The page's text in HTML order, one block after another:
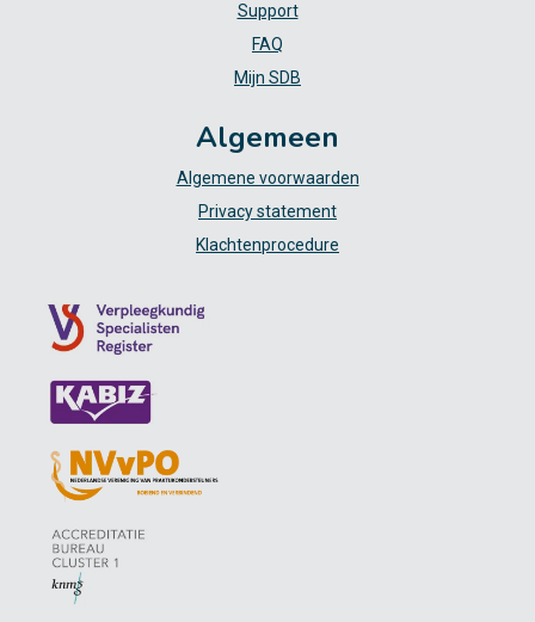
Support
FAQ
Mijn SDB
Algemeen
Algemene voorwaarden
Privacy statement
Klachtenprocedure